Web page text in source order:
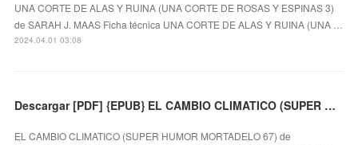
UNA CORTE DE ALAS Y RUINA (UNA CORTE DE ROSAS Y ESPINAS 3)
de SARAH J. MAAS Ficha técnica UNA CORTE DE ALAS Y RUINA (UNA …
2024.04.01 03:08
Descargar [PDF] {EPUB} EL CAMBIO CLIMATICO (SUPER HUMOR MORTADELO 67)
EL CAMBIO CLIMATICO (SUPER HUMOR MORTADELO 67) de